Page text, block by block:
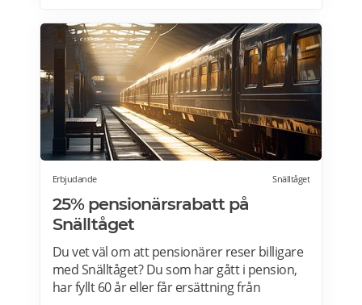
Erbjudande Snälltåget
25% pensionärsrabatt på
Snälltåget
Du vet väl om att pensionärer reser billigare
med Snälltåget? Du som har gått i pension,
har fyllt 60 år eller får ersättning från